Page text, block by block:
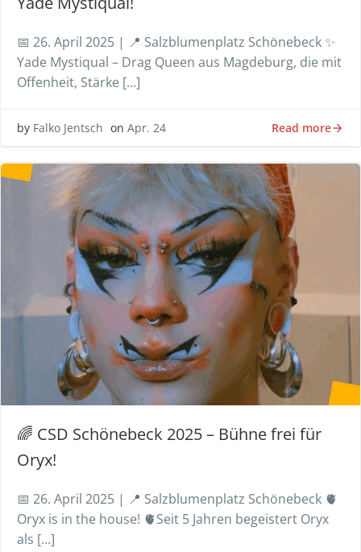
📅 26. April 2025 | 📍 Salzblumenplatz Schönebeck ✨
Yade Mystiqual – Drag Queen aus Magdeburg, die mit
Offenheit, Stärke […]
by Falko Jentsch on Apr. 24 Read more
🌈 CSD Schönebeck 2025 – Bühne frei für
Oryx!
📅 26. April 2025 | 📍 Salzblumenplatz Schönebeck 🫀
Oryx is in the house! 🫀Seit 5 Jahren begeistert Oryx
als […]